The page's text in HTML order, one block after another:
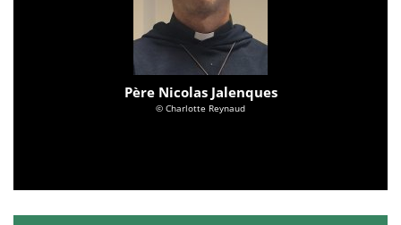
Père Nicolas Jalenques
© Charlotte Reynaud